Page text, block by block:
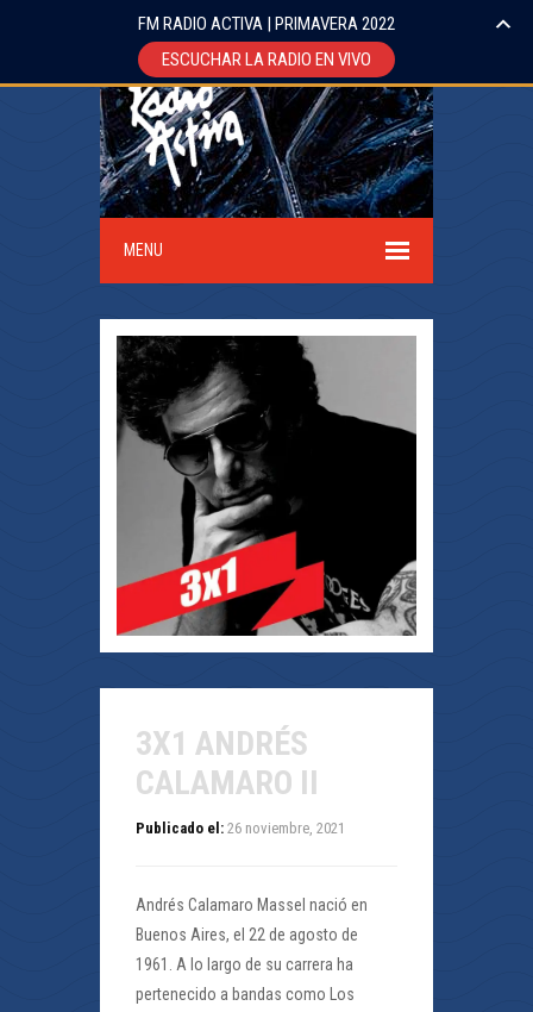
MENU
3X1 ANDRÉS
CALAMARO II
Publicado el: 26 noviembre, 2021
Andrés Calamaro Massel nació en
Buenos Aires, el 22 de agosto de
1961. A lo largo de su carrera ha
pertenecido a bandas como Los
FM RADIO ACTIVA | PRIMAVERA 2022
ESCUCHAR LA RADIO EN VIVO